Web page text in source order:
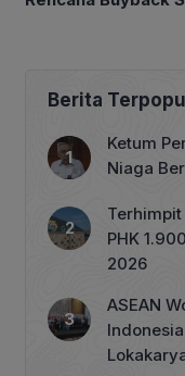
Berita
Ketum
Niaga
Terhimpit
PHK
2026
ASEAN